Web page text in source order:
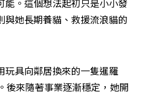
能。這個想法起初只是小小發
她長期養貓、救援流浪貓的
玩具向鄰居換來的一隻暹羅
後來隨著事業逐漸穩定，她開